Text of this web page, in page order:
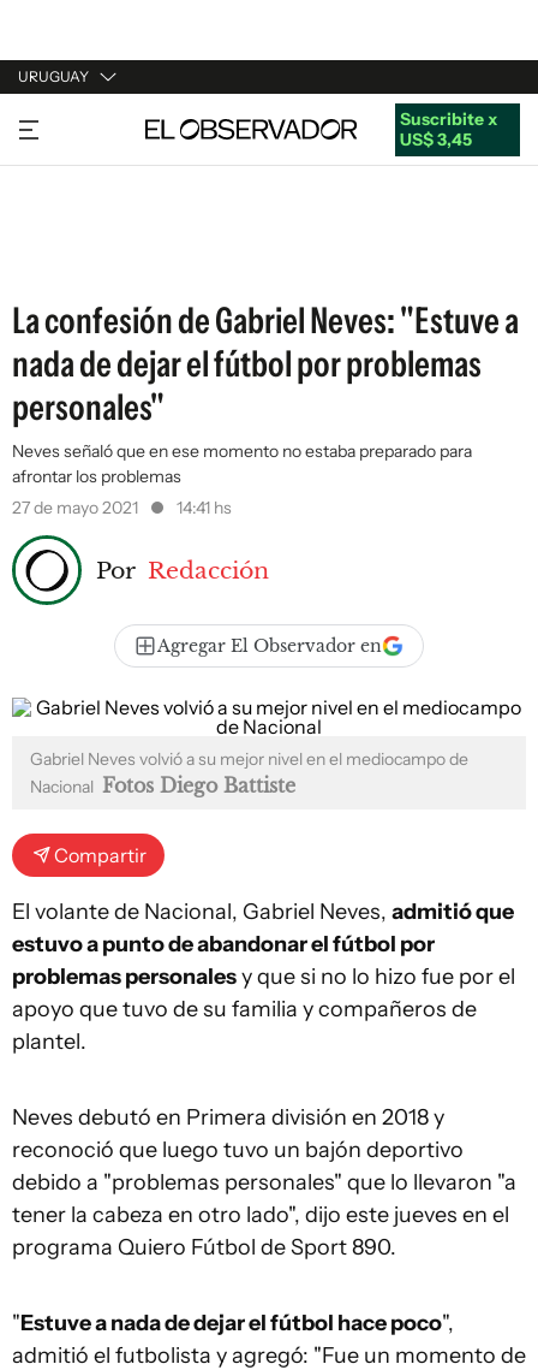
URUGUAY
URUGUAY
ARGENTINA
Suscribite x
US$ 3,45
La confesión de Gabriel Neves: "Estuve a
nada de dejar el fútbol por problemas
personales"
Neves señaló que en ese momento no estaba preparado para
afrontar los problemas
27 de mayo 2021
14:41 hs
Por Redacción
Agregar El Observador en
Gabriel Neves volvió a su mejor nivel en el mediocampo de
Nacional Fotos Diego Battiste
Compartir
El volante de Nacional, Gabriel Neves, admitió que
estuvo a punto de abandonar el fútbol por
problemas personalesy que si no lo hizo fue por el
apoyo que tuvo de su familia y compañeros de
plantel.
Neves debutó en Primera división en 2018 y
reconoció que luego tuvo un bajón deportivo
debido a "problemas personales" que lo llevaron "a
tener la cabeza en otro lado", dijo este jueves en el
programa Quiero Fútbol de Sport 890.
"Estuve a nada de dejar el fútbol hace poco",
admitió el futbolista y agregó: "Fue un momento de